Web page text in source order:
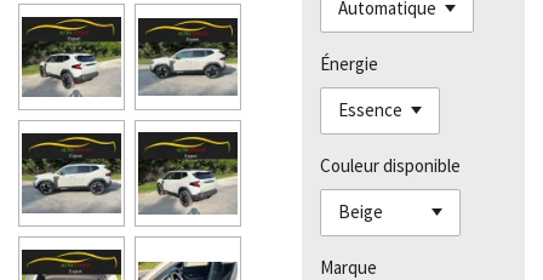
Énergie
Couleur disponible
Marque